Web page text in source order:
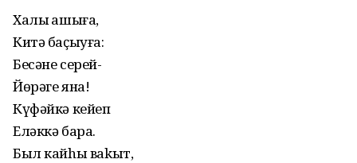
Халыҡ ашыға,
Китә баҫыуға:
Бесәне серей-
Йөрәге яна!
Күфәйкә кейеп
Еләккә бара.
Был кайhы ваkыт,